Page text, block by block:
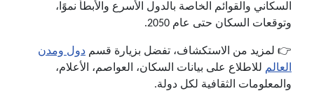
السكاني والقوائم الخاصة بالدول الأسرع والأبطأ نموًا،
وتوقعات السكان حتى عام 2050.
👉 لمزيد من الاستكشاف، تفضل بزيارة قسم دول ومدن
العالم للاطلاع على بيانات السكان، العواصم، الأعلام،
والمعلومات الثقافية لكل دولة.